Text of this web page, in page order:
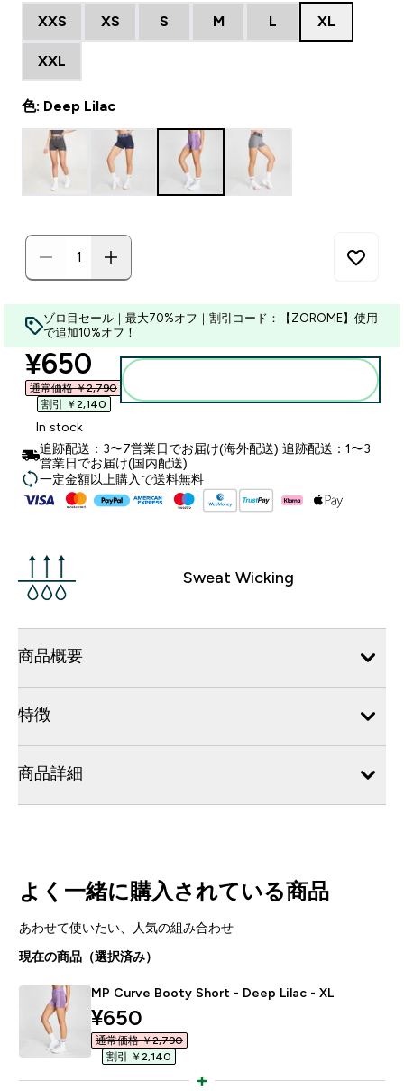
XXS XS S M L XL
XXL
色: Deep Lilac
ゾロ目セール｜最大70%オフ｜割引コード：【ZOROME】使用
で追加10%オフ！
discounted price
¥650‎
通常価格 ￥2,790‎
割引 ￥2,140‎
In stock
追跡配送：3〜7営業日でお届け(海外配送) 追跡配送：1〜3
営業日でお届け(国内配送)
一定金額以上購入で送料無料
Sweat Wicking
商品概要
特徴
商品詳細
よく一緒に購入されている商品
あわせて使いたい、人気の組み合わせ
現在の商品（選択済み）
MP Curve Booty Short - Deep Lilac - XL
discounted price
¥650‎
通常価格 ￥2,790‎
割引 ￥2,140‎